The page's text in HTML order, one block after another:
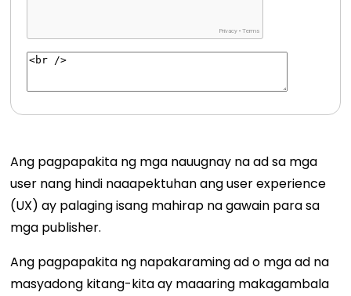
Ang pagpapakita ng mga nauugnay na ad sa mga
user nang hindi naaapektuhan ang user experience
(UX) ay palaging isang mahirap na gawain para sa
mga publisher.
Ang pagpapakita ng napakaraming ad o mga ad na
masyadong kitang-kita ay maaaring makagambala